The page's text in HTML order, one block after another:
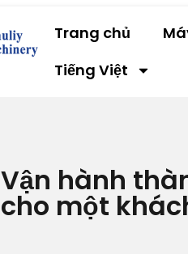
Trang chủ
Tiếng Việt
Vận hành
cho một